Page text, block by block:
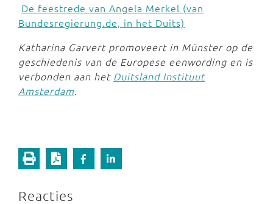
De feestrede van Angela Merkel (van
Bundesregierung.de, in het Duits)
Katharina Garvert promoveert in Münster op de
geschiedenis van de Europese eenwording en is
verbonden aan het Duitsland Instituut
Amsterdam.
Reacties